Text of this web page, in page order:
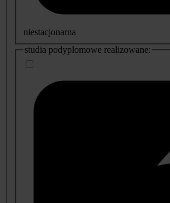
niestacjonarna
studia podyplomowe realizowane: